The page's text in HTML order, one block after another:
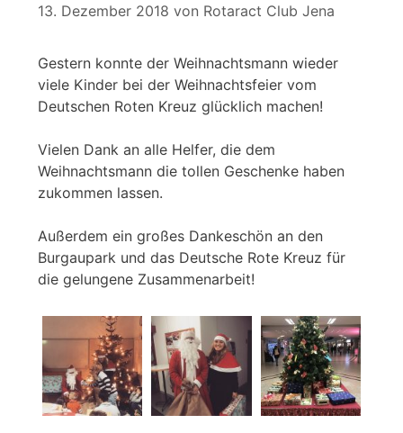
13. Dezember 2018 von Rotaract Club Jena
Gestern konnte der Weihnachtsmann wieder
viele Kinder bei der Weihnachtsfeier vom
Deutschen Roten Kreuz glücklich machen!
Vielen Dank an alle Helfer, die dem
Weihnachtsmann die tollen Geschenke haben
zukommen lassen.
Außerdem ein großes Dankeschön an den
Burgaupark und das Deutsche Rote Kreuz für
die gelungene Zusammenarbeit!